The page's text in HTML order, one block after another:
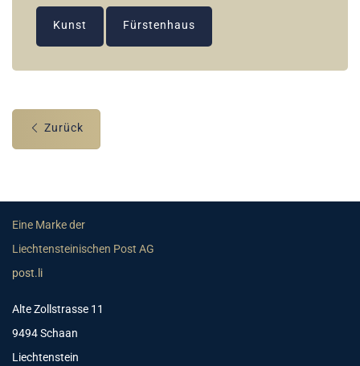
Kunst Fürstenhaus
Zurück
Eine Marke der
Liechtensteinischen Post AG
post.li
Alte Zollstrasse 11
9494 Schaan
Liechtenstein